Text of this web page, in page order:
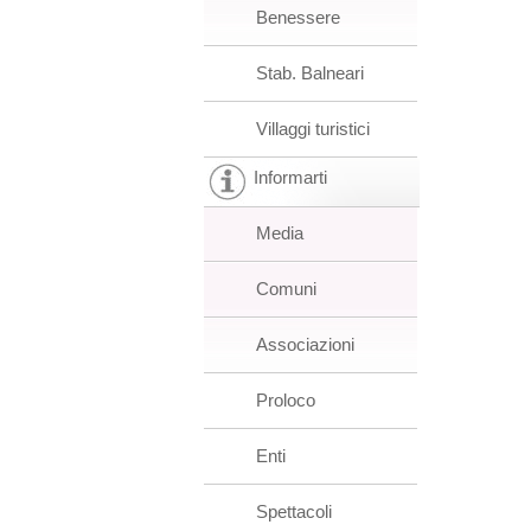
Benessere
Stab. Balneari
Villaggi turistici
Informarti
Media
Comuni
Associazioni
Proloco
Enti
Spettacoli